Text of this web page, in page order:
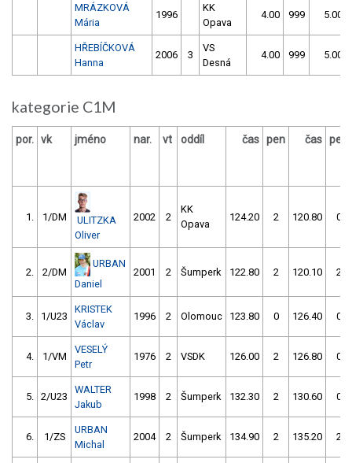
MRÁZKOVÁ
Mária
1996
KK
Opava
4.00 999 5.00
HŘEBÍČKOVÁ
Hanna
2006 3
VS
Desná
4.00 999 5.00
kategorie C1M
por. vk jméno nar. vt oddíl čas pen čas pen
1. 1/DM
ULITZKA
Oliver
2002 2
KK
Opava
124.20 2 120.80 0
2. 2/DM
URBAN
Daniel
2001 2 Šumperk 122.80 2 120.10 2
3. 1/U23
KRISTEK
Václav
1996 2 Olomouc 123.80 0 126.40 0
4. 1/VM
VESELÝ
Petr
1976 2 VSDK 126.00 2 126.80 0
5. 2/U23
WALTER
Jakub
1998 2 Šumperk 132.30 2 130.60 0
6. 1/ZS
URBAN
Michal
2004 2 Šumperk 134.90 2 135.20 2